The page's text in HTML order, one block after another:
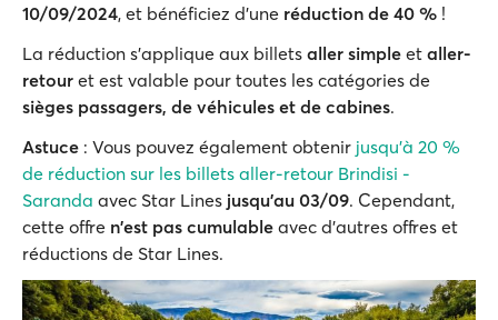
10/09/2024, et bénéficiez d'une réduction de 40 % !
La réduction s'applique aux billets aller simple et aller-
retour et est valable pour toutes les catégories de
sièges passagers, de véhicules et de cabines.
Astuce : Vous pouvez également obtenir jusqu'à 20 %
de réduction sur les billets aller-retour Brindisi -
Saranda avec Star Lines jusqu'au 03/09. Cependant,
cette offre n'est pas cumulable avec d'autres offres et
réductions de Star Lines.